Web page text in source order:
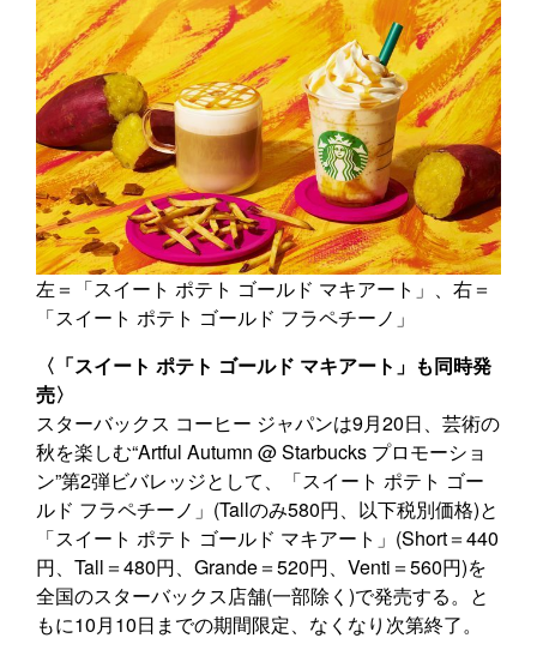
左＝「スイート ポテト ゴールド マキアート」、右＝
「スイート ポテト ゴールド フラペチーノ」
〈「スイート ポテト ゴールド マキアート」も同時発
売〉
スターバックス コーヒー ジャパンは9月20日、芸術の
秋を楽しむ“Artful Autumn @ Starbucks プロモーショ
ン”第2弾ビバレッジとして、「スイート ポテト ゴー
ルド フラペチーノ」(Tallのみ580円、以下税別価格)と
「スイート ポテト ゴールド マキアート」(Short＝440
円、Tall＝480円、Grande＝520円、Venti＝560円)を
全国のスターバックス店舗(一部除く)で発売する。と
もに10月10日までの期間限定、なくなり次第終了。